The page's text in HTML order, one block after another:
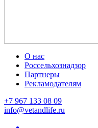
О нас
Россельхознадзор
Партнеры
Рекламодателям
+7 967 133 08 09
info@vetandlife.ru